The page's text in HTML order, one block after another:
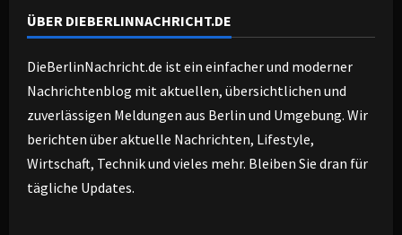
ÜBER DIEBERLINNACHRICHT.DE
DieBerlinNachricht.de ist ein einfacher und moderner
Nachrichtenblog mit aktuellen, übersichtlichen und
zuverlässigen Meldungen aus Berlin und Umgebung. Wir
berichten über aktuelle Nachrichten, Lifestyle,
Wirtschaft, Technik und vieles mehr. Bleiben Sie dran für
tägliche Updates.